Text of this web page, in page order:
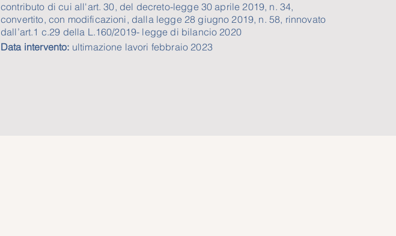
contributo di cui all'art. 30, del decreto-legge 30 aprile 2019, n. 34,
convertito, con modificazioni, dalla legge 28 giugno 2019, n. 58, rinnovato
dall’art.1 c.29 della L.160/2019- legge di bilancio 2020
Data intervento: ultimazione lavori febbraio 2023